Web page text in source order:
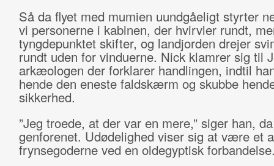
Så da flyet med mumien uundgåeligt styrter
vi personerne i kabinen, der hvirvler rundt,
tyngdepunktet skifter, og landjorden drejer
rundt uden for vinduerne. Nick klamrer sig til
arkæologen der forklarer handlingen, indtil
hende den eneste faldskærm og skubbe
sikkerhed.
”Jeg troede, at der var en mere,” siger han,
genforenet. Udødelighed viser sig at være et
frynsegoderne ved en oldegyptisk